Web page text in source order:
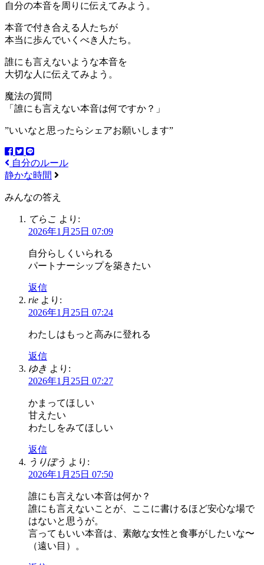
自分の本音を周りに伝えてみよう。
本音で付き合える人たちが
本当に歩んでいくべき人たち。
誰にも言えないような本音を
大切な人に伝えてみよう。
魔法の質問
「誰にも言えない本音は何ですか？」
”いいなと思ったらシェアお願いします”
自分のルール
静かな時間
みんなの答え
てらこ より:
2026年1月25日 07:09
自分らしくいられる
パートナーシップを築きたい
返信
rie より:
2026年1月25日 07:24
わたしはもっと高みに登れる
返信
ゆき より:
2026年1月25日 07:27
かまってほしい
甘えたい
わたしをみてほしい
返信
うりぼう より:
2026年1月25日 07:50
誰にも言えない本音は何か？
誰にも言えないことが、ここに書けるほど安心な場で
はないと思うが。
言ってもいい本音は、素敵な女性と食事がしたいな〜
（遠い目）。